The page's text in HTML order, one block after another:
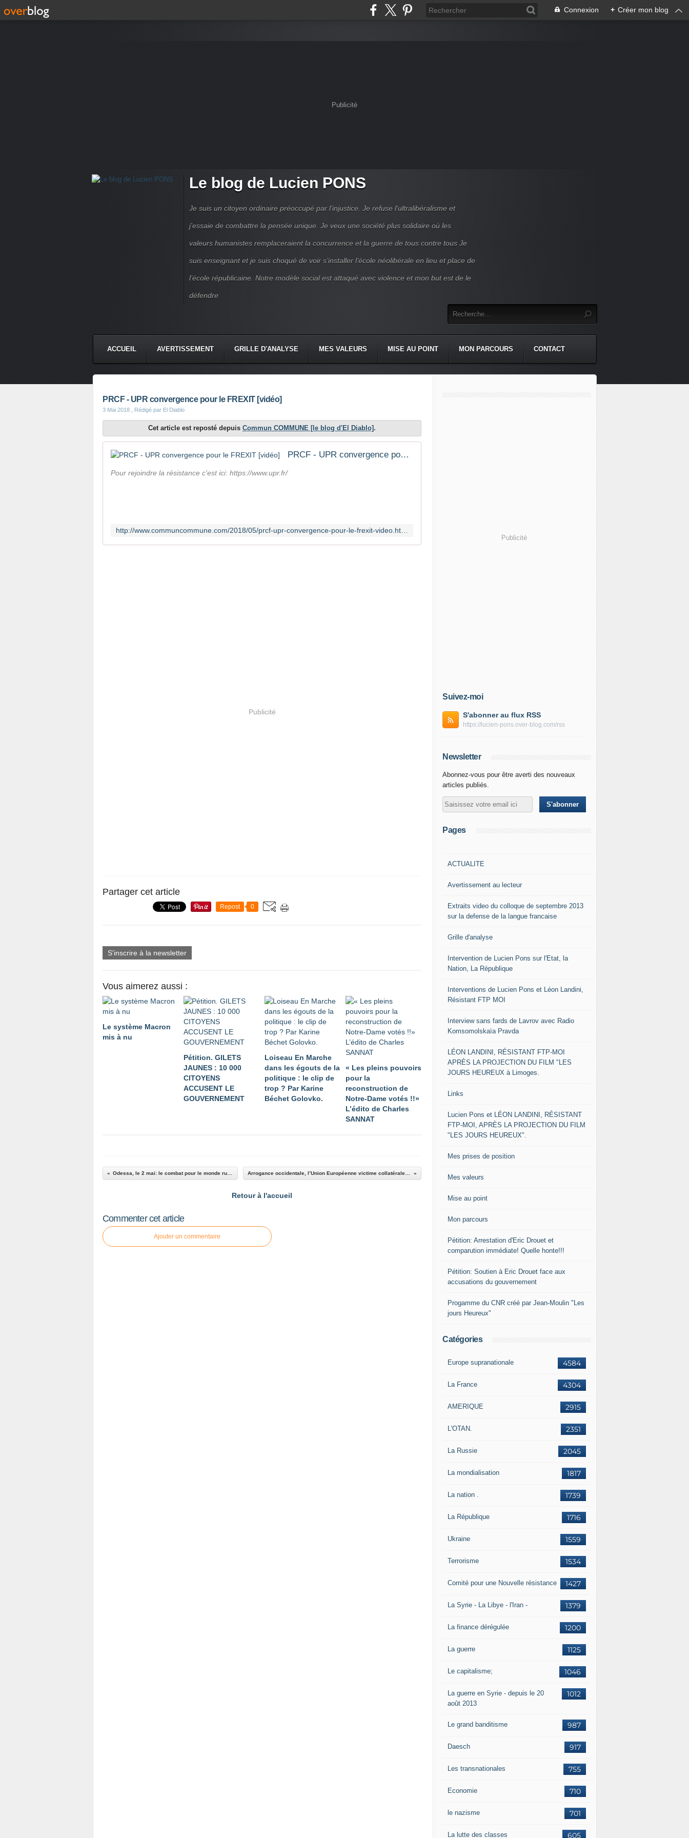
Connexion + Créer mon blog
Publicité
Le blog de Lucien PONS
Je suis un citoyen ordinaire préoccupé par l’injustice. Je refuse l'ultralibéralisme et
j'essaie de combattre la pensée unique. Je veux une société plus solidaire où les
valeurs humanistes remplaceraient la concurrence et la guerre de tous contre tous Je
suis enseignant et je suis choqué de voir s’installer l’école néolibérale en lieu et place de
l’école républicaine. Notre modèle social est attaqué avec violence et mon but est de le
défendre
ACCUEIL AVERTISSEMENT GRILLE D'ANALYSE MES VALEURS MISE AU POINT MON PARCOURS CONTACT
PRCF - UPR convergence pour le FREXIT [vidéo]
3 Mai 2018 , Rédigé par El Diablo
Cet article est reposté depuis Commun COMMUNE [le blog d'El Diablo] .
PRCF - UPR convergence pour le FREXIT [vidéo]
Pour rejoindre la résistance c'est ici: https://www.upr.fr/
http://www.communcommune.com/2018/05/prcf-upr-convergence-pour-le-frexit-video.html
Publicité
Partager cet article
Repost 0
S'inscrire à la newsletter
Vous aimerez aussi :
Le système Macron
mis à nu
Pétition. GILETS
JAUNES : 10 000
CITOYENS
ACCUSENT LE
GOUVERNEMENT
Loiseau En Marche
dans les égouts de la
politique : le clip de
trop ? Par Karine
Béchet Golovko.
« Les pleins pouvoirs
pour la
reconstruction de
Notre-Dame votés !!»
L’édito de Charles
SANNAT
Odessa, le 2 mai: le combat pour le monde russe. Par Karine Bechet Golovko Arrogance occidentale, l’Union Européenne victime collatérale (Éditorial de RUPTURES du 24 avril 2018)
Retour à l'accueil
Commenter cet article
Ajouter un commentaire
Publicité
Suivez-moi
S'abonner au flux RSS
https://lucien-pons.over-blog.com/rss
Newsletter
Abonnez-vous pour être averti des nouveaux
articles publiés.
Pages
ACTUALITE
Avertissement au lecteur
Extraits video du colloque de septembre 2013
sur la defense de la langue francaise
Grille d'analyse
Intervention de Lucien Pons sur l'Etat, la
Nation, La République
Interventions de Lucien Pons et Léon Landini,
Résistant FTP MOI
Interview sans fards de Lavrov avec Radio
Komsomolskaïa Pravda
LÉON LANDINI, RÉSISTANT FTP-MOI
APRÈS LA PROJECTION DU FILM "LES
JOURS HEUREUX à Limoges.
Links
Lucien Pons et LÉON LANDINI, RÉSISTANT
FTP-MOI, APRÈS LA PROJECTION DU FILM
"LES JOURS HEUREUX".
Mes prises de position
Mes valeurs
Mise au point
Mon parcours
Pétition: Arrestation d'Eric Drouet et
comparution immédiate! Quelle honte!!!
Pétition: Soutien à Eric Drouet face aux
accusations du gouvernement
Progamme du CNR créé par Jean-Moulin "Les
jours Heureux"
Catégories
4584
Europe supranationale
4304
La France
2915
AMERIQUE
2351
L'OTAN.
2045
La Russie
1817
La mondialisation
1739
La nation .
1716
La République
1559
Ukraine
1534
Terrorisme
1427
Comité pour une Nouvelle résistance
1379
La Syrie - La Libye - l'Iran -
1200
La finance dérégulée
1125
La guerre
1046
Le capitalisme;
1012
La guerre en Syrie - depuis le 20
août 2013
987
Le grand banditisme
917
Daesch
755
Les transnationales
710
Economie
701
le nazisme
605
La lutte des classes